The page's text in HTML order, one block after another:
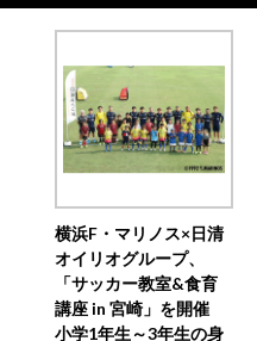
横浜F・マリノス×日清
オイリオグループ、
「サッカー教室&食育
講座 in 宮崎」を開催
小学1年生～3年生の身